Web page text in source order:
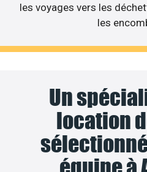
les voyages vers les
les
Un
location